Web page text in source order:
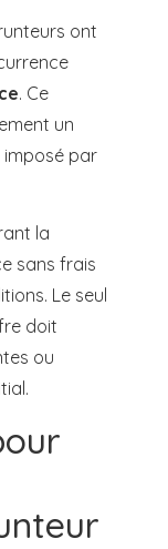
ont
. Ce
un
imposé par
la
sans frais
Le seul
doit
ou